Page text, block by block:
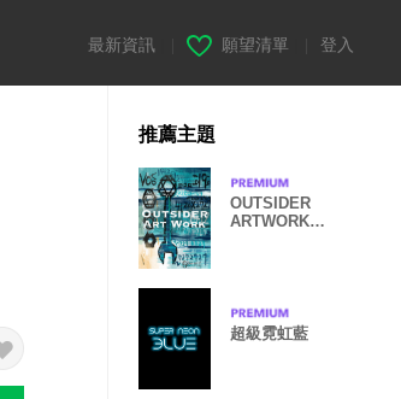
最新資訊 願望清單 登入
推薦主題
OUTSIDER
ARTWORK
超級霓虹藍